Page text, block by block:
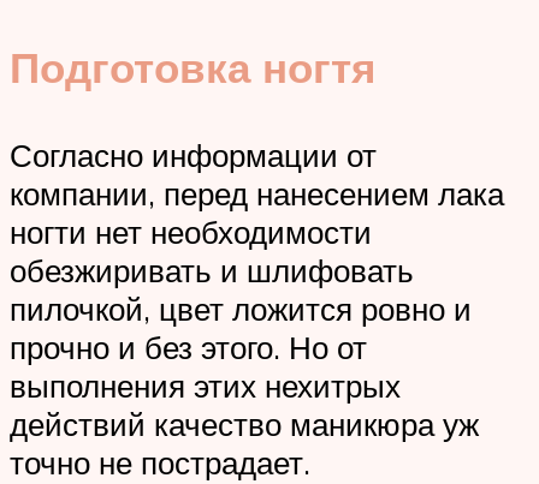
Подготовка ногтя
Согласно информации от
компании, перед нанесением лака
ногти нет необходимости
обезжиривать и шлифовать
пилочкой, цвет ложится ровно и
прочно и без этого. Но от
выполнения этих нехитрых
действий качество маникюра уж
точно не пострадает.